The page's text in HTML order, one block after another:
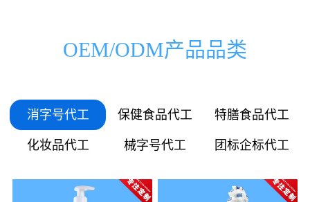
1332
1665
1998
2000
3000
06
08
072
109
145
181
OEM/ODM产品品类
消字号代工 保健食品代工 特膳食品代工
化妆品代工 械字号代工 团标企标代工